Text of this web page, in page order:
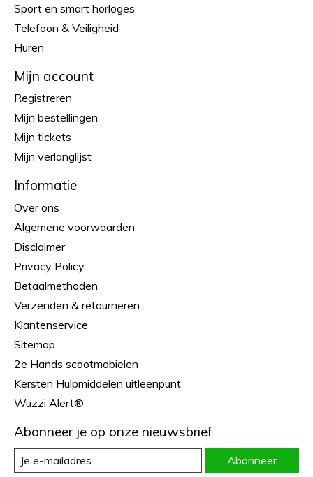
Sport en smart horloges
Telefoon & Veiligheid
Huren
Mijn account
Registreren
Mijn bestellingen
Mijn tickets
Mijn verlanglijst
Informatie
Over ons
Algemene voorwaarden
Disclaimer
Privacy Policy
Betaalmethoden
Verzenden & retourneren
Klantenservice
Sitemap
2e Hands scootmobielen
Kersten Hulpmiddelen uitleenpunt
Wuzzi Alert®
Abonneer je op onze nieuwsbrief
Abonneer